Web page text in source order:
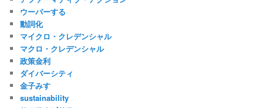
ウーバーする
動詞化
マイクロ・クレデンシャル
マクロ・クレデンシャル
政策金利
ダイバーシティ
金子みすゞ
sustainability